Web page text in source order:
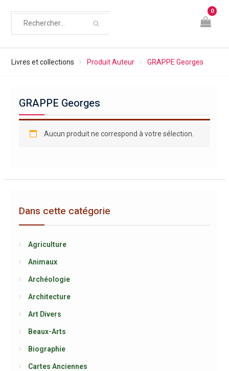
0
Livres et collections Produit Auteur GRAPPE Georges
GRAPPE Georges
Aucun produit ne correspond à votre sélection.
Dans cette catégorie
Agriculture
Animaux
Archéologie
Architecture
Art Divers
Beaux-Arts
Biographie
Cartes Anciennes